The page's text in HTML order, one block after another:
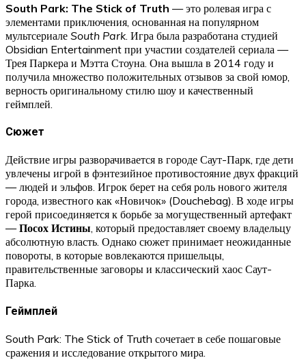
South Park: The Stick of Truth — это ролевая игра с
элементами приключения, основанная на популярном
мультсериале South Park . Игра была разработана студией
Obsidian Entertainment при участии создателей сериала —
Трея Паркера и Мэтта Стоуна. Она вышла в 2014 году и
получила множество положительных отзывов за свой юмор,
верность оригинальному стилю шоу и качественный
геймплей.
Сюжет
Действие игры разворачивается в городе Саут-Парк, где дети
увлечены игрой в фэнтезийное противостояние двух фракций
— людей и эльфов. Игрок берет на себя роль нового жителя
города, известного как «Новичок» (Douchebag). В ходе игры
герой присоединяется к борьбе за могущественный артефакт
—Посох Истины, который предоставляет своему владельцу
абсолютную власть. Однако сюжет принимает неожиданные
повороты, в которые вовлекаются пришельцы,
правительственные заговоры и классический хаос Саут-
Парка.
Геймплей
South Park: The Stick of Truth сочетает в себе пошаговые
сражения и исследование открытого мира.